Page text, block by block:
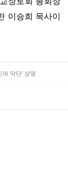
이승희 목사이
의 악단' 상영